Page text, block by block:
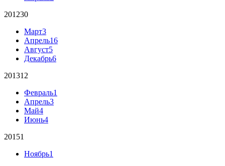
201230
Март3
Апрель16
Август5
Декабрь6
201312
Февраль1
Апрель3
Май4
Июнь4
20151
Ноябрь1